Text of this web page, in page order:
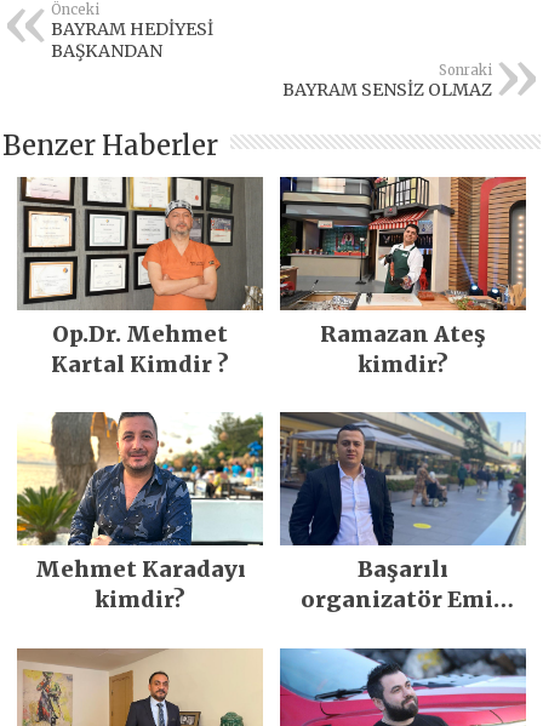
Önceki
BAYRAM HEDİYESİ
BAŞKANDAN
Sonraki
BAYRAM SENSİZ OLMAZ
Benzer Haberler
Op.Dr. Mehmet
Kartal Kimdir ?
Ramazan Ateş
kimdir?
Mehmet Karadayı
kimdir?
Başarılı
organizatör Emir